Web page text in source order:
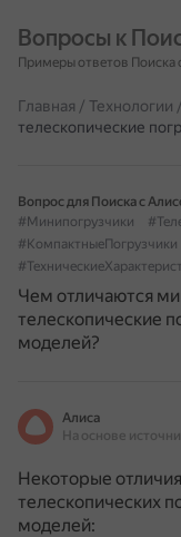
Вопросы к
Примеры ответов Поиска
Главная / Технологии /
телескопические
Вопрос для Поиска с
#Минипогрузчики
#КомпактныеПогрузчики
Чем отличаются
телескопические
моделей?
Алиса
Некоторые
телескопических
моделей: